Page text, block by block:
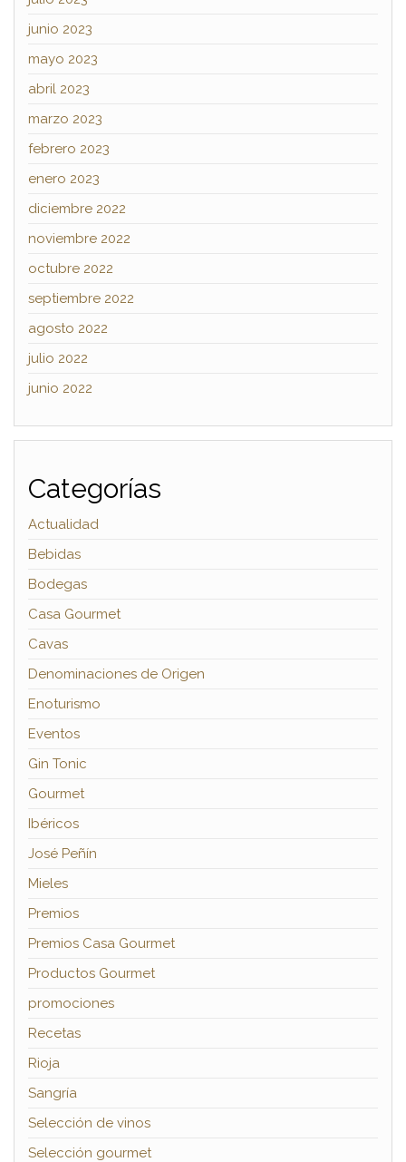
junio 2023
mayo 2023
abril 2023
marzo 2023
febrero 2023
enero 2023
diciembre 2022
noviembre 2022
octubre 2022
septiembre 2022
agosto 2022
julio 2022
junio 2022
Categorías
Actualidad
Bebidas
Bodegas
Casa Gourmet
Cavas
Denominaciones de Origen
Enoturismo
Eventos
Gin Tonic
Gourmet
Ibéricos
José Peñín
Mieles
Premios
Premios Casa Gourmet
Productos Gourmet
promociones
Recetas
Rioja
Sangría
Selección de vinos
Selección gourmet